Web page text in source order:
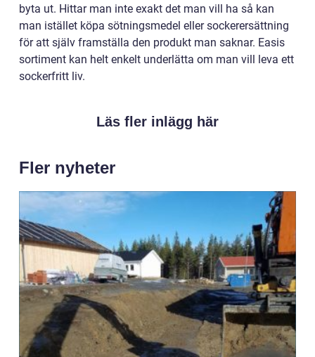
byta ut. Hittar man inte exakt det man vill ha så kan
man istället köpa sötningsmedel eller sockerersättning
för att själv framställa den produkt man saknar. Easis
sortiment kan helt enkelt underlätta om man vill leva ett
sockerfritt liv.
Läs fler inlägg här
Fler nyheter